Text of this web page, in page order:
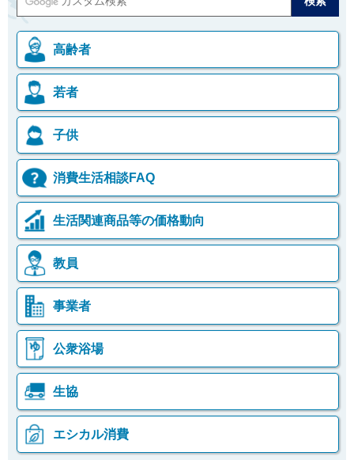
高齢者
若者
子供
消費生活相談FAQ
生活関連商品等の価格動向
教員
事業者
公衆浴場
生協
エシカル消費